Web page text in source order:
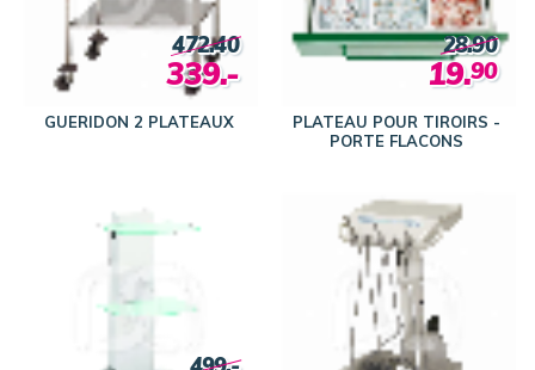
GUERIDON 2 PLATEAUX
472.40
339.-
PLATEAU POUR TIROIRS -
PORTE FLACONS
28.90
19.90